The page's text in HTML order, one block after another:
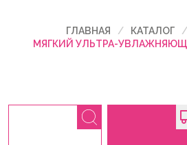
ГЛАВНАЯ КАТАЛОГ
МЯГКИЙ УЛЬТРА-